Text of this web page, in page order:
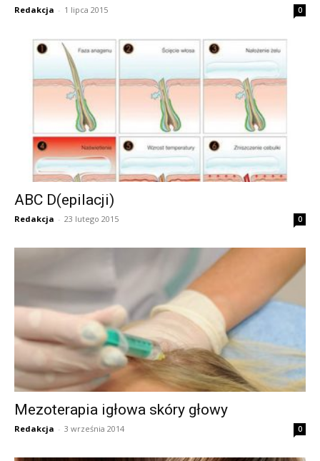
Redakcja - 1 lipca 2015 0
ABC D(epilacji)
Redakcja - 23 lutego 2015 0
Mezoterapia igłowa skóry głowy
Redakcja - 3 września 2014 0